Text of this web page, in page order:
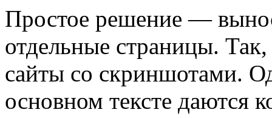
Простое решение —
отдельные страницы.
сайты со скриншотами.
основном тексте даются